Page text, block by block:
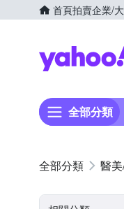
首頁拍賣企業/
全部分類
醫